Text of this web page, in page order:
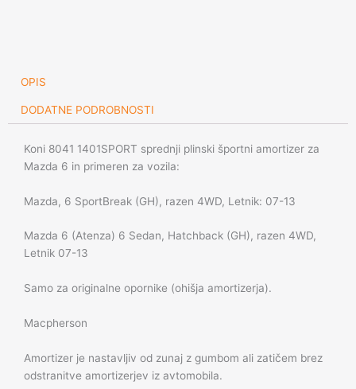
OPIS
DODATNE PODROBNOSTI
Koni 8041 1401SPORT sprednji plinski športni amortizer za
Mazda 6 in primeren za vozila:
Mazda, 6 SportBreak (GH), razen 4WD, Letnik: 07-13
Mazda 6 (Atenza) 6 Sedan, Hatchback (GH), razen 4WD,
Letnik 07-13
Samo za originalne opornike (ohišja amortizerja).
Macpherson
Amortizer je nastavljiv od zunaj z gumbom ali zatičem brez
odstranitve amortizerjev iz avtomobila.